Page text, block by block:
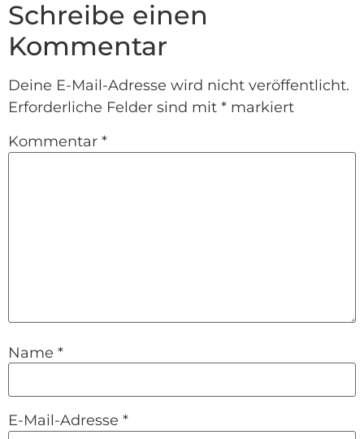
Schreibe einen
Kommentar
Deine E-Mail-Adresse wird nicht veröffentlicht.
Erforderliche Felder sind mit * markiert
Kommentar *
Name *
E-Mail-Adresse *